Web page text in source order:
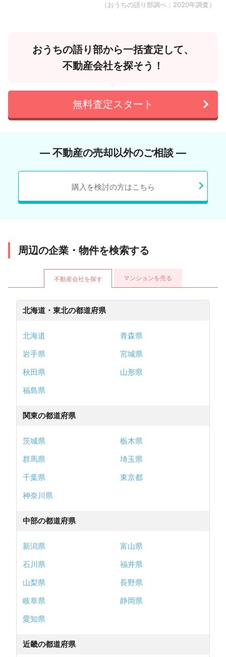
（おうちの語り部調べ：2020年調査）
おうちの語り部から一括査定して、
不動産会社を探そう！
無料査定スタート
― 不動産の売却以外のご相談 ―
購入を検討の方はこちら
周辺の企業・物件を検索する
不動産会社を探す マンションを売る
北海道・東北の都道府県
北海道
青森県
岩手県
宮城県
秋田県
山形県
福島県
関東の都道府県
茨城県
栃木県
群馬県
埼玉県
千葉県
東京都
神奈川県
中部の都道府県
新潟県
富山県
石川県
福井県
山梨県
長野県
岐阜県
静岡県
愛知県
近畿の都道府県